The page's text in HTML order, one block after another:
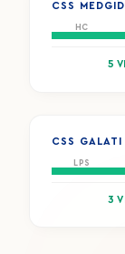
CSS
HC
5
CSS GALATI
LPS
3